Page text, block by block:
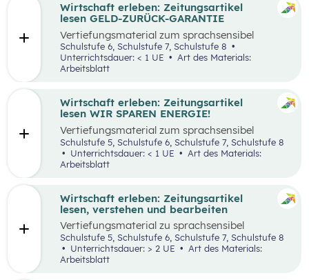
Wirtschaft erleben: Zeitungsartikel
lesen GELD-ZURÜCK-GARANTIE
Vertiefungsmaterial zum sprachsensibel
aufbereiteten Zeitungsartikel “Reich werden
mit Geld-zurück-Garantie?”.
Schulstufe 6, Schulstufe 7, Schulstufe 8
Unterrichtsdauer: < 1 UE
Art des Materials:
Arbeitsblatt
Wirtschaft erleben: Zeitungsartikel
lesen WIR SPAREN ENERGIE!
Vertiefungsmaterial zum sprachsensibel
aufbereiteten Zeitungsartikel “Wir sparen
Energie”.
Schulstufe 5, Schulstufe 6, Schulstufe 7, Schulstufe 8
Unterrichtsdauer: < 1 UE
Arbeitsblatt
Wirtschaft erleben: Zeitungsartikel
lesen, verstehen und bearbeiten
Vertiefungsmaterial zu sprachsensibel
aufbereiteten Zeitungsartikeln.
Schulstufe 5, Schulstufe 6, Schulstufe 7, Schulstufe 8
Unterrichtsdauer: > 2 UE
Art des Materials:
Arbeitsblatt